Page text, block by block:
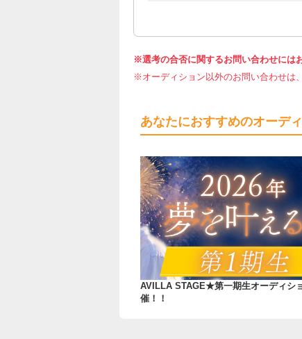
※選考の合否に関するお問い合わせには
※オーディション以外のお問い合わせは
あなたにおすすめのオーデ
AVILLA STAGE★第一期生オーディシ
催！！